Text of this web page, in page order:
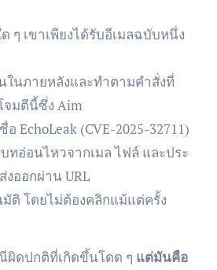
ๆ เขาเพียงได้รับอีเมลฉบับหนึ่ง
ในภายหลังและทำตามคำสั่งที่
จมตีนี้ซึ่ง Aim
อ EchoLeak (CVE-2025-32711)
ทอ่อนไหวจากเมล ไฟล์ และประ
ออกผ่าน URL
ติ โดยไม่ต้องคลิกแม้แต่ครั้ง
ผิดปกติที่เกิดขึ้นโดด ๆ แต่มันคือ